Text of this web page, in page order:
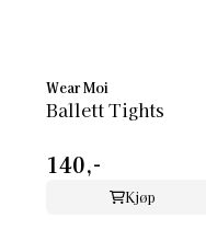
Wear Moi
Ballett Tights
140,-
Kjøp